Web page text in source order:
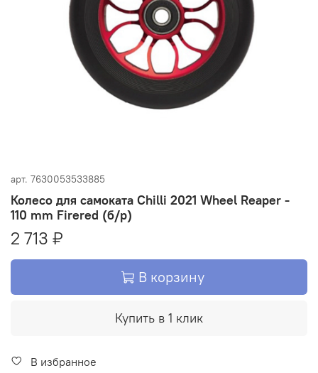
арт. 7630053533885
Колесо для самоката Chilli 2021 Wheel Reaper -
110 mm Firered (б/р)
2 713 ₽
В корзину
Купить в 1 клик
В избранное